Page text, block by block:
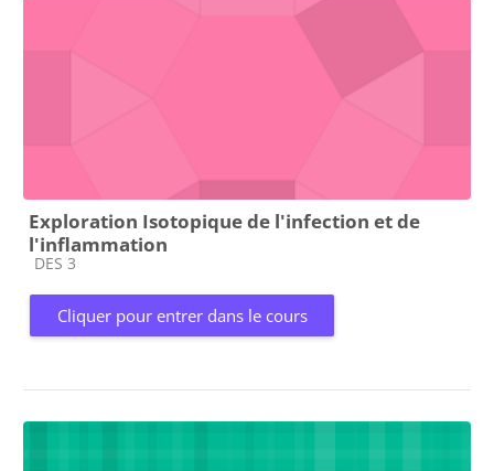
Exploration Isotopique de l'infection et de
l'inflammation
Catégorie de cours
DES 3
Cliquer pour entrer dans le cours